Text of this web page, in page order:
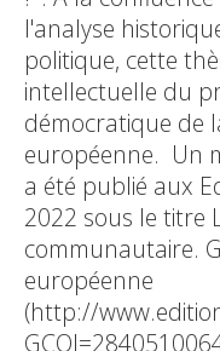
l'analyse
politique, cette
intellectuelle du
démocratique de
européenne. Un
a été publié aux
2022 sous le titre
communautaire.
européenne
(http://